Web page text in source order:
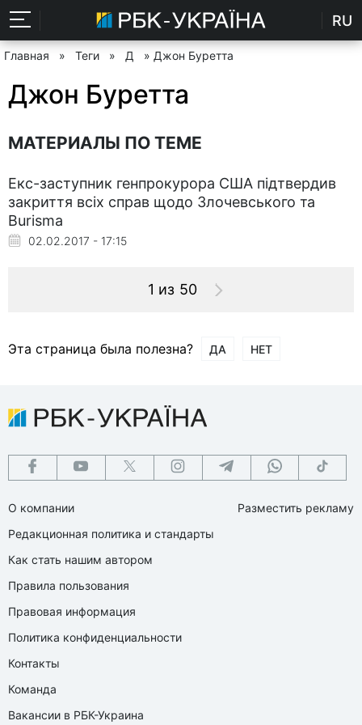
RU
Главная » Теги » Д » Джон Буретта
Джон Буретта
МАТЕРИАЛЫ ПО ТЕМЕ
Екс-заступник генпрокурора США підтвердив
закриття всіх справ щодо Злочевського та
Burisma
02.02.2017 - 17:15
1 из 50
Эта страница была полезна? ДА НЕТ
О компании
Редакционная политика и стандарты
Как стать нашим автором
Правила пользования
Правовая информация
Политика конфиденциальности
Контакты
Команда
Вакансии в РБК-Украина
Разместить рекламу